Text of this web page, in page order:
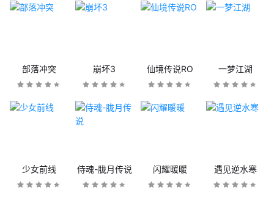
部落冲突 崩坏3 仙境传说RO 一梦江湖
少女前线 侍魂-胧月传说 闪耀暖暖 遇见逆水寒